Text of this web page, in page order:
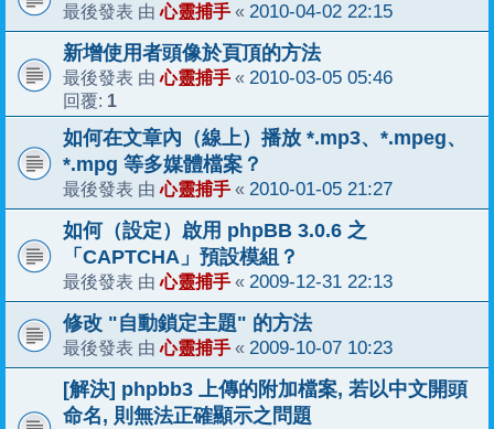
最後發表 由心靈捕手 « 2010-04-02 22:15
新增使用者頭像於頁頂的方法
最後發表 由心靈捕手 « 2010-03-05 05:46
回覆: 1
如何在文章內（線上）播放 *.mp3、*.mpeg、
*.mpg 等多媒體檔案？
最後發表 由心靈捕手 « 2010-01-05 21:27
如何（設定）啟用 phpBB 3.0.6 之
「CAPTCHA」預設模組？
最後發表 由心靈捕手 « 2009-12-31 22:13
修改 "自動鎖定主題" 的方法
最後發表 由心靈捕手 « 2009-10-07 10:23
[解決] phpbb3 上傳的附加檔案, 若以中文開頭
命名, 則無法正確顯示之問題